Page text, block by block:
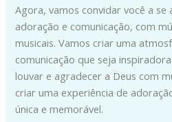
Agora, vamos convidar você a
adoração e comunicação, com
musicais. Vamos criar uma
comunicação que seja
louvar e agradecer a Deus com
criar uma experiência de
única e memorável.